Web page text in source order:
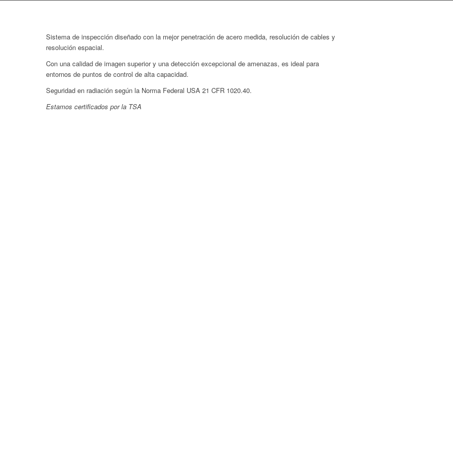
Sistema de inspección diseñado con la mejor penetración de acero medida, resolución de cables y
resolución espacial.
Con una calidad de imagen superior y una detección excepcional de amenazas, es ideal para
entornos de puntos de control de alta capacidad.
Seguridad en radiación según la Norma Federal USA 21 CFR 1020.40.
Estamos certificados por la TSA